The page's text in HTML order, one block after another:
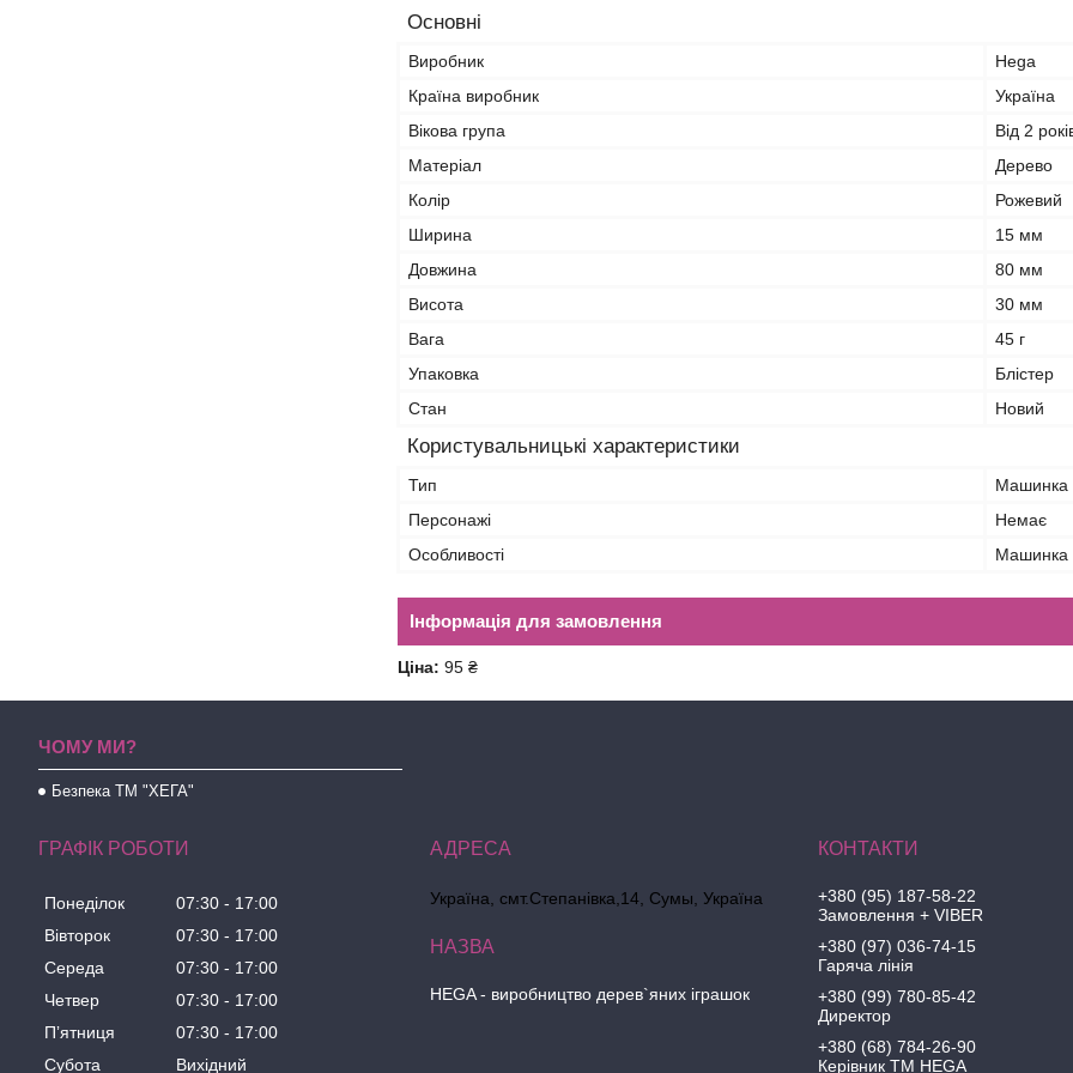
Основні
Виробник
Hega
Країна виробник
Україна
Вікова група
Від 2
Матеріал
Дерево
Колір
Рожевий
Ширина
15 мм
Довжина
80 мм
Висота
30 мм
Вага
45 г
Упаковка
Блістер
Стан
Новий
Користувальницькі характеристики
Тип
Машинка
Персонажі
Немає
Особливості
Машинка
Інформація для замовлення
Ціна: 95 ₴
ЧОМУ МИ?
Безпека ТМ "ХЕГА"
ГРАФІК РОБОТИ
Понеділок 07:30
17:00
Вівторок
07:30
17:00
Середа
07:30
17:00
Четвер
07:30
17:00
Пʼятниця
07:30
17:00
Субота
Вихідний
Україна, смт.Степанівка,14, Cумы, Україна
HEGA - виробництво дерев`яних іграшок
+380 (95) 187-58-22
Замовлення + VIBER
+380 (97) 036-74-15
Гаряча лінія
+380 (99) 780-85-42
Директор
+380 (68) 784-26-90
Керівник ТМ HEGA